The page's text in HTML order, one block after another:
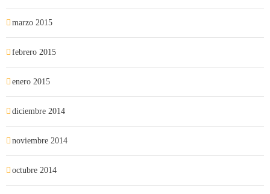
marzo 2015
febrero 2015
enero 2015
diciembre 2014
noviembre 2014
octubre 2014